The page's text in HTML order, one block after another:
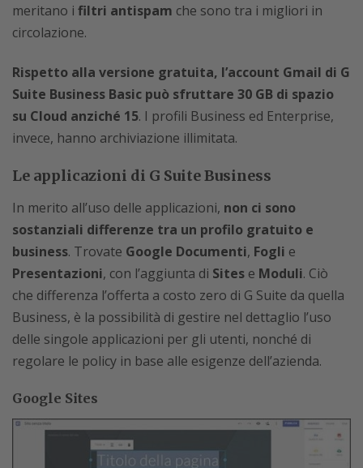
meritano i filtri antispam che sono tra i migliori in
circolazione.
Rispetto alla versione gratuita, l’account Gmail di G
Suite Business Basic può sfruttare 30 GB di spazio
su Cloud anziché 15. I profili Business ed Enterprise,
invece, hanno archiviazione illimitata.
Le applicazioni di G Suite Business
In merito all’uso delle applicazioni, non ci sono
sostanziali differenze tra un profilo gratuito e
business. Trovate Google Documenti, Fogli e
Presentazioni, con l’aggiunta di Sites e Moduli. Ciò
che differenza l’offerta a costo zero di G Suite da quella
Business, è la possibilità di gestire nel dettaglio l’uso
delle singole applicazioni per gli utenti, nonché di
regolare le policy in base alle esigenze dell’azienda.
Google Sites